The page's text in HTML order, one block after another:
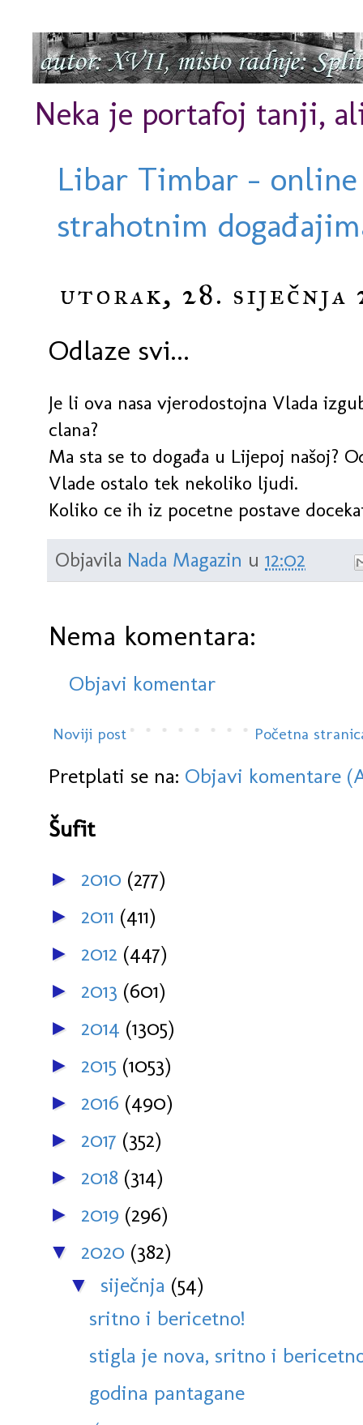
Neka je portafoj tanji,
Libar Timbar -
strahotnim
utorak, 28. siječnja
Odlaze svi...
Je li ova nasa vjerodostojna Vlada
clana?
Ma sta se to događa u Lijepoj našoj?
Vlade ostalo tek nekoliko ljudi.
Koliko ce ih iz pocetne postave
Objavila Nada Magazin u 12:02
Nema komentara:
Objavi komentar
Noviji post Početna
Pretplati se na: Objavi komentare
Šufit
► 2010 (277)
► 2011 (411)
► 2012 (447)
► 2013 (601)
► 2014 (1305)
► 2015 (1053)
► 2016 (490)
► 2017 (352)
► 2018 (314)
► 2019 (296)
▼ 2020 (382)
▼ siječnja (54)
sritno i bericetno!
stigla je nova, sritno i
godina pantagane